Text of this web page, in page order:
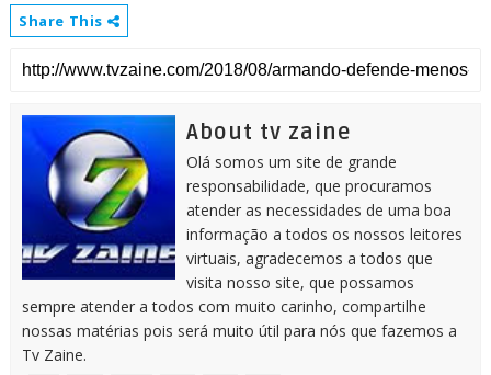
Share This
About tv zaine
Olá somos um site de grande
responsabilidade, que procuramos
atender as necessidades de uma boa
informação a todos os nossos leitores
virtuais, agradecemos a todos que
visita nosso site, que possamos
sempre atender a todos com muito carinho, compartilhe
nossas matérias pois será muito útil para nós que fazemos a
Tv Zaine.